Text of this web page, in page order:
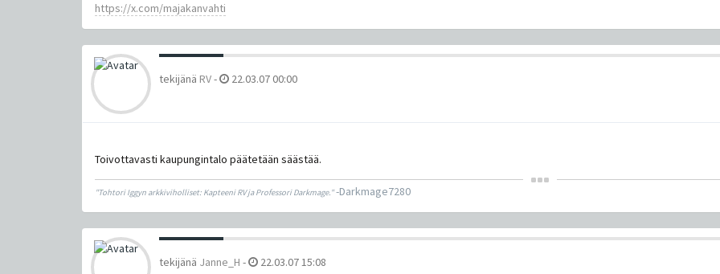
https://x.com/majakanvahti
tekijänä RV- 22.03.07 00:00
Toivottavasti kaupungintalo päätetään säästää.
"Tohtori Iggyn arkkiviholliset: Kapteeni RV ja Professori Darkmage."-Darkmage7280
tekijänä Janne_H - 22.03.07 15:08